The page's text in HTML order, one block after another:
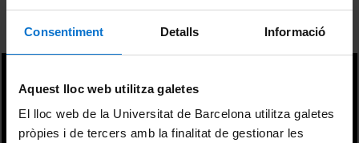
Consentiment Detalls Informació
Aquest lloc web utilitza galetes
El lloc web de la Universitat de Barcelona utilitza galetes
pròpies i de tercers amb la finalitat de gestionar les